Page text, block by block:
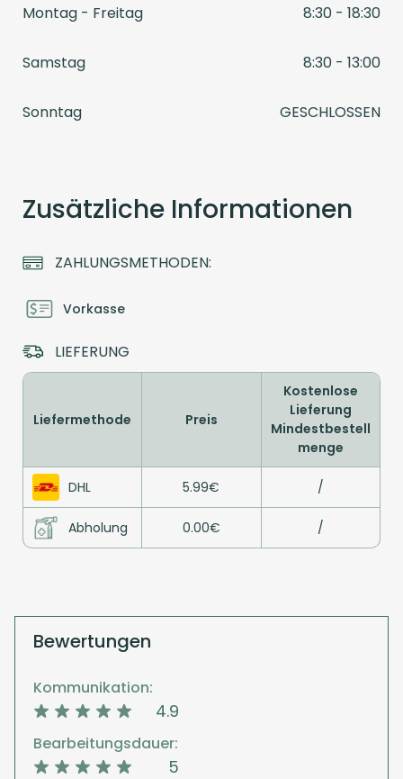
Montag - Freitag 8:30 - 18:30
Samstag 8:30 - 13:00
Sonntag GESCHLOSSEN
Zusätzliche Informationen
ZAHLUNGSMETHODEN:
Vorkasse
LIEFERUNG
Liefermethode Preis
Kostenlose
Lieferung
Mindestbestell
menge
DHL 5.99€ /
Abholung 0.00€ /
Bewertungen
Kommunikation:
4.9
Bearbeitungsdauer:
5